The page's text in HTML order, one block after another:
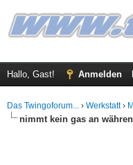
Hallo, Gast! Anmelden
Das Twingoforum... › Werkstatt›
nimmt kein gas an